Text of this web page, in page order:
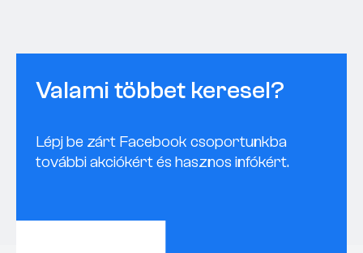
Valami többet keresel?
Lépj be zárt Facebook csoportunkba
további akciókért és hasznos infókért.